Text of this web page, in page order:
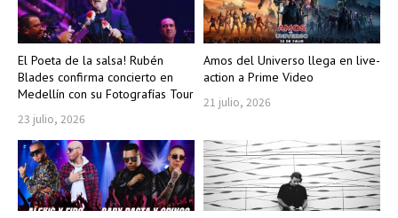
El Poeta de la salsa! Rubén
Blades confirma concierto en
Medellín con su Fotografías Tour
23 julio, 2026
Amos del Universo llega en live-
action a Prime Video
21 julio, 2026